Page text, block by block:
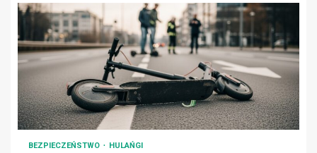
BEZPIECZEŃSTWO HULAŃGI